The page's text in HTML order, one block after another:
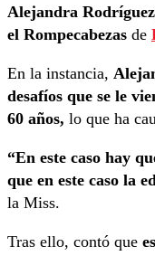
Alejandra
el Rompecabezas de
En la instancia,
desafíos que se le
60 años, lo que ha
“En este caso hay
que en este caso la
la Miss.
Tras ello, contó que